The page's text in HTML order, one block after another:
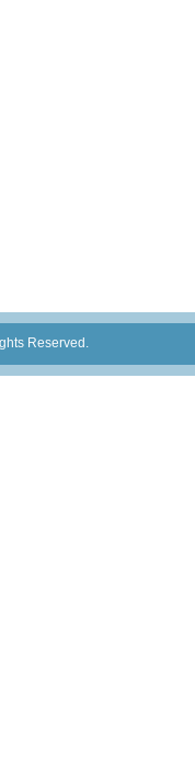
Reserved.